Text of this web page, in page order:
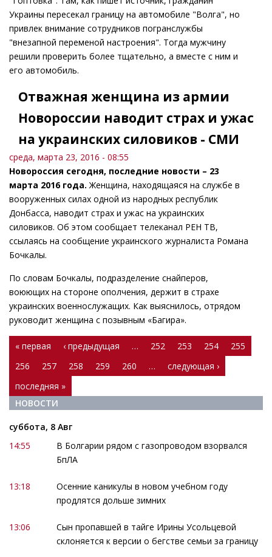
Украины пересекал границу на автомобиле "Волга", но
привлек внимание сотрудников погранслужбы
"внезапной переменой настроения". Тогда мужчину
решили проверить более тщательно, а вместе с ним и
его автомобиль.
Отважная женщина из армии
Новороссии наводит страх и ужас
на украинских силовиков - СМИ
среда, марта 23, 2016 - 08:55
Новороссия сегодня, последние новости – 23
марта 2016 года. Женщина, находящаяся на службе в
вооруженных силах одной из народных республик
Донбасса, наводит страх и ужас на украинских
силовиков. Об этом сообщает телеканал РЕН ТВ,
ссылаясь на сообщение украинского журналиста Романа
Бочкалы.
По словам Бочкалы, подразделение снайперов,
воюющих на стороне ополчения, держит в страхе
украинских военнослужащих. Как выяснилось, отрядом
руководит женщина с позывным «Багира».
Страницы
« первая ‹ предыдущая … 252 253 254
255
256
257 258 259 260 …
следующая ›
последняя »
НОВОСТИ
суббота, 8 Авг
14:55
В Болгарии рядом с газопроводом взорвался
БпЛА
13:18
Осенние каникулы в новом учебном году
продлятся дольше зимних
13:06
Сын пропавшей в тайге Ирины Усольцевой
склоняется к версии о бегстве семьи за границу